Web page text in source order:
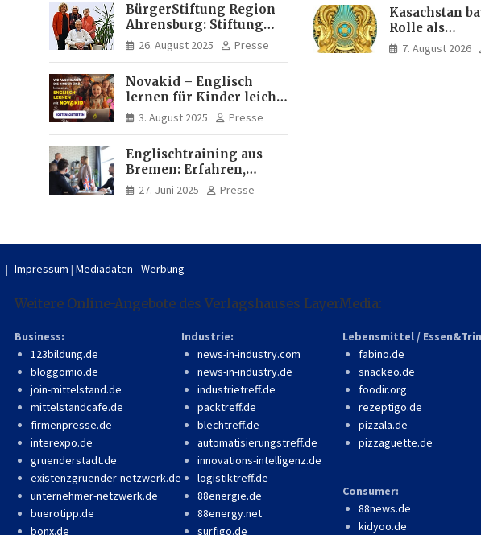
Experte für Bildung und
Investitionen in
Brasilien
BürgerStiftung Region
Ahrensburg: Stiftung
Dietrich+Gudrun Maaß
fördert
Frauen
26. August 2025 Presse
Novakid – Englisch
lernen für Kinder leicht
gemacht
3. August 2025 Presse
Englischtraining aus
Bremen: Erfahren,
professionell, online
zugänglich
27. Juni 2025 Presse
Kasachstan
Rolle als
zwischen
7. August 2026
Impressum | Mediadaten - Werbung
Weitere Online-Angebote des Verlagshauses LayerMedia:
Business:
123bildung.de
bloggomio.de
join-mittelstand.de
mittelstandcafe.de
firmenpresse.de
interexpo.de
gruenderstadt.de
existenzgruender-netzwerk.de
unternehmer-netzwerk.de
buerotipp.de
bonx.de
Industrie:
news-in-industry.com
news-in-industry.de
industrietreff.de
packtreff.de
blechtreff.de
automatisierungstreff.de
innovations-intelligenz.de
logistiktreff.de
88energie.de
88energy.net
surfigo.de
Lebensmittel /
fabino.de
snackeo.de
foodir.org
rezeptigo.de
pizzala.de
pizzaguette.de
Consumer:
88news.de
kidyoo.de